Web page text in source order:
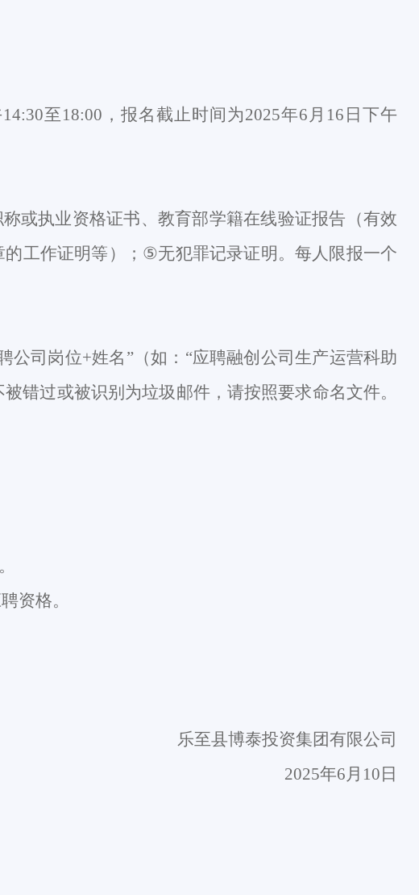
至18:00，报名截止时间为2025年6 月 16日下午
或执业资格证书、教育部学籍在线验证报告（有效
工作证明等）； ⑤无犯罪记录证明。每人限报一个
公司岗位+姓名 ”（如： “应聘融创公司生产运营科助
错过或被识别为垃圾邮件，请按照要求命名文件。
资格。
乐至县博泰投资集团有限公司
2025年6月 10 日